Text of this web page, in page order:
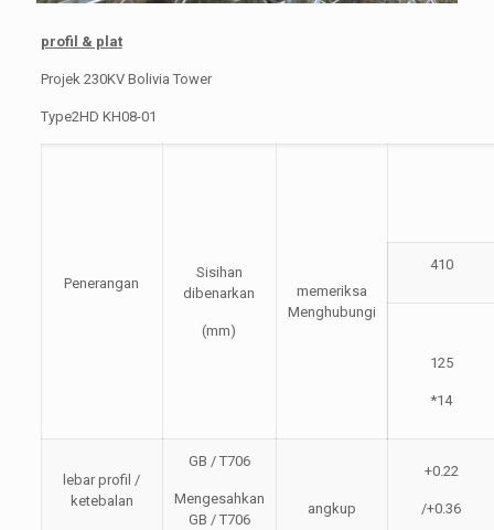
profil & plat
Projek 230KV Bolivia Tower
Type2HD KH08-01
Penerangan
Sisihan
dibenarkan
(mm)
memeriksa
Menghubungi
410
125
*14
lebar profil /
ketebalan
GB / T706
Mengesahkan
GB / T706
angkup
+0.22
/+0.36